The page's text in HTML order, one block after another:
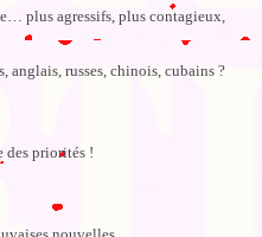
plus agressifs, plus contagieux,
anglais, russes, chinois, cubains ?
des priorités !